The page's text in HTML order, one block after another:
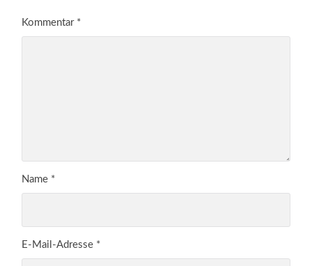
Kommentar *
Name *
E-Mail-Adresse *